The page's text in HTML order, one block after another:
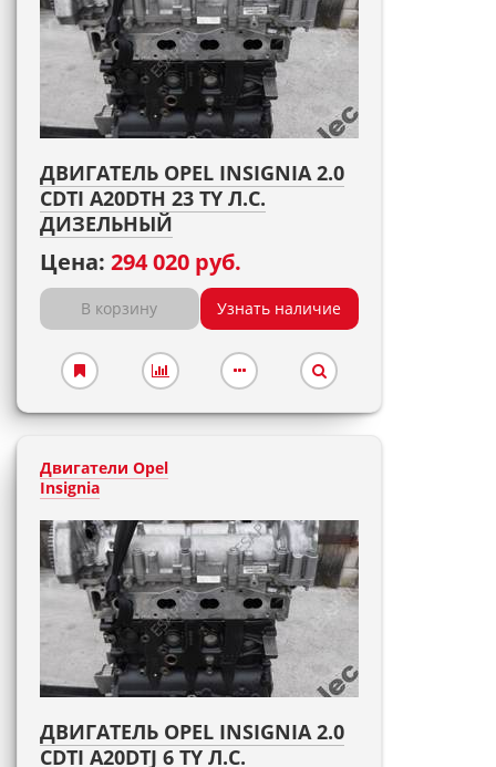
ДВИГАТЕЛЬ OPEL INSIGNIA 2.0
CDTI A20DTH 23 TY Л.С.
ДИЗЕЛЬНЫЙ
Цена: 294 020 руб.
В корзину Узнать наличие
Двигатели Opel
Insignia
ДВИГАТЕЛЬ OPEL INSIGNIA 2.0
CDTI A20DTJ 6 TY Л.С.